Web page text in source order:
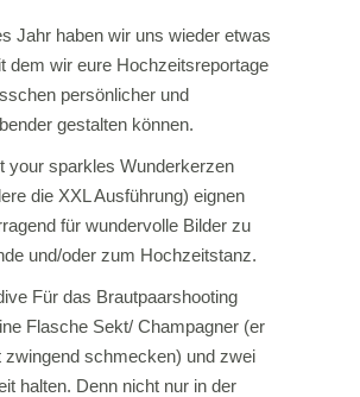
Jahr haben wir uns wieder etwas
dem wir eure Hochzeitsreportage
persönlicher und
gestalten können.
your sparkles Wunderkerzen
die XXL Ausführung) eignen
für wundervolle Bilder zu
und/oder zum Hochzeitstanz.
Für das Brautpaarshooting
Flasche Sekt/ Champagner (er
zwingend schmecken) und zwei
halten. Denn nicht nur in der